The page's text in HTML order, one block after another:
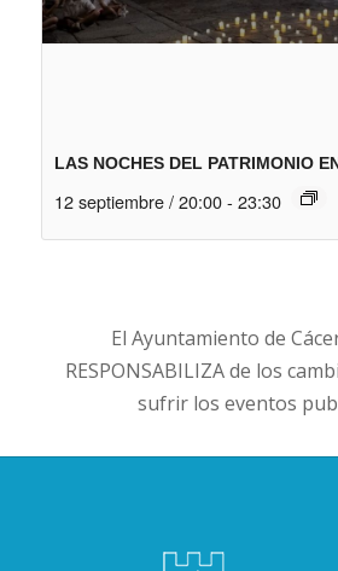
LAS NOCHES DEL PATRIMONIO
12 septiembre / 20:00 - 23:30
El Ayuntamiento de
RESPONSABILIZA de los
sufrir los eventos